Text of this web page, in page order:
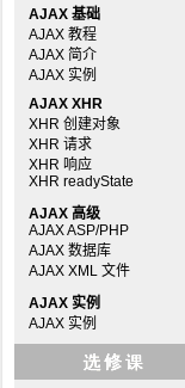
AJAX 基础
AJAX 教程
AJAX 简介
AJAX 实例
AJAX XHR
XHR 创建对象
XHR 请求
XHR 响应
XHR readyState
AJAX 高级
AJAX ASP/PHP
AJAX 数据库
AJAX XML 文件
AJAX 实例
AJAX 实例